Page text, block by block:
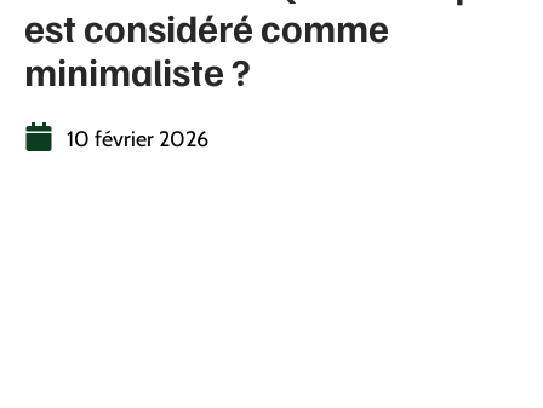
est considéré comme
minimaliste ?
10 février 2026